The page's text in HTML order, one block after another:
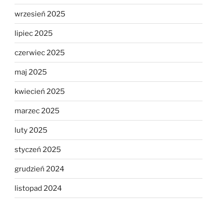
wrzesień 2025
lipiec 2025
czerwiec 2025
maj 2025
kwiecień 2025
marzec 2025
luty 2025
styczeń 2025
grudzień 2024
listopad 2024